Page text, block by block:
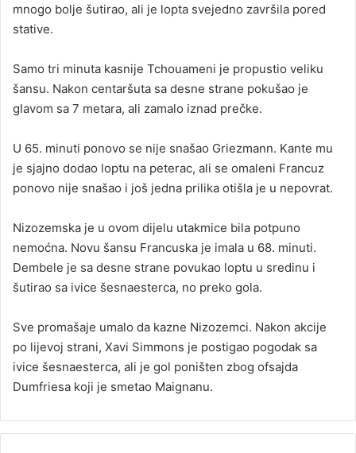
mnogo bolje šutirao, ali je lopta svejedno završila pored
stative.
Samo tri minuta kasnije Tchouameni je propustio veliku
šansu. Nakon centaršuta sa desne strane pokušao je
glavom sa 7 metara, ali zamalo iznad prečke.
U 65. minuti ponovo se nije snašao Griezmann. Kante mu
je sjajno dodao loptu na peterac, ali se omaleni Francuz
ponovo nije snašao i još jedna prilika otišla je u nepovrat.
Nizozemska je u ovom dijelu utakmice bila potpuno
nemoćna. Novu šansu Francuska je imala u 68. minuti.
Dembele je sa desne strane povukao loptu u sredinu i
šutirao sa ivice šesnaesterca, no preko gola.
Sve promašaje umalo da kazne Nizozemci. Nakon akcije
po lijevoj strani, Xavi Simmons je postigao pogodak sa
ivice šesnaesterca, ali je gol poništen zbog ofsajda
Dumfriesa koji je smetao Maignanu.